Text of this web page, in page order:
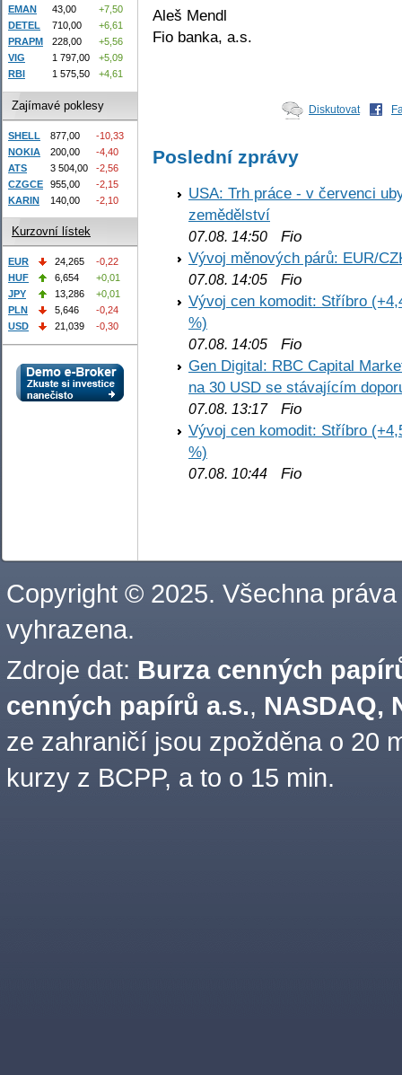
Aleš Mendl
Fio banka, a.s.
Diskutovat
Poslední zprávy
USA: Trh práce - v červenci
zemědělství
07.08. 14:50 Fio
Vývoj měnových párů: EUR/
07.08. 14:05 Fio
Vývoj cen komodit: Stříbro
%)
07.08. 14:05 Fio
Gen Digital: RBC Capital
na 30 USD se stávajícím
07.08. 13:17Fio
Vývoj cen komodit: Stříbro
%)
07.08. 10:44 Fio
EMAN 43,00
+7,50
DETEL
710,00
+6,61
PRAPM
228,00
+5,56
VIG
1 797,00
+5,09
RBI
1 575,50 +4,61
Zajímavé poklesy
SHELL 877,00
-10,33
NOKIA
200,00
-4,40
ATS
3 504,00
-2,56
CZGCE
955,00
-2,15
KARIN
140,00 -2,10
Kurzovní lístek
EUR 24,265
-0,22
HUF
6,654
+0,01
JPY
13,286
+0,01
PLN
5,646
-0,24
USD
21,039 -0,30
Copyright © 2025. Všechna práva
vyhrazena.
Zdroje dat: Burza cenných
cenných papírů a.s., NASDAQ,
ze zahraničí jsou zpožděna o 20
kurzy z BCPP, a to o 15 min.